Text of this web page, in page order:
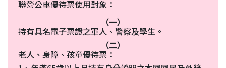
聯營公車優待票使用對象：
（一）
持有具名電子票證之軍人、警察及學生。
（二）
老人、身障、孩童優待票：